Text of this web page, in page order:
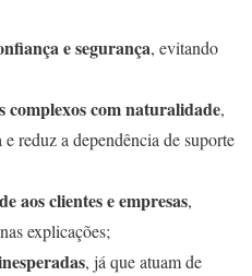
e segurança, evitando
com naturalidade,
reduz a dependência de suporte
aos clientes e empresas,
explicações;
, já que atuam de